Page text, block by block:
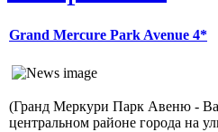
Grand Mercure Park Avenue 4*
(Гранд Меркури Парк Авеню -
центральном районе города на